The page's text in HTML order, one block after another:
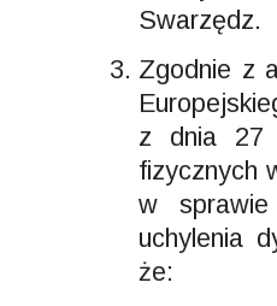
Swarzędz.
Zgodnie z
z dnia 27
fizycznych
w sprawie
uchylenia
że: